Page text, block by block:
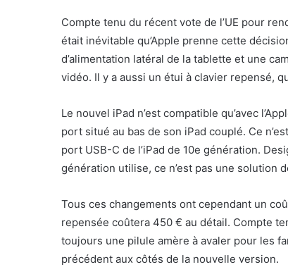
Compte tenu du récent vote de l’UE pour
était inévitable qu’Apple prenne cette
d’alimentation latéral de la tablette et une
vidéo. Il y a aussi un étui à clavier repensé,
Le nouvel iPad n’est compatible qu’avec
port situé au bas de son iPad couplé. Ce
port USB-C de l’iPad de 10e génération.
génération utilise, ce n’est pas une solution
Tous ces changements ont cependant un
repensée coûtera 450 € au détail. Compte
toujours une pilule amère à avaler pour les
précédent aux côtés de la nouvelle version.